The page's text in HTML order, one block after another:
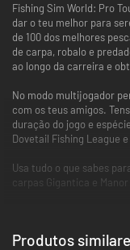
Fishing Sim World: Pro
dar o teu melhor para
de 100 dos melhores
de carpa, robalo e
ao longo da carreira e
No modo multijogador
com os teus amigos.
duração do jogo e
Dovetail Fishing League
Usa tudo o que sabes
carpas Gigantica e
Experimenta centenas
incluindo Korda e
cada qual com um
Produtos